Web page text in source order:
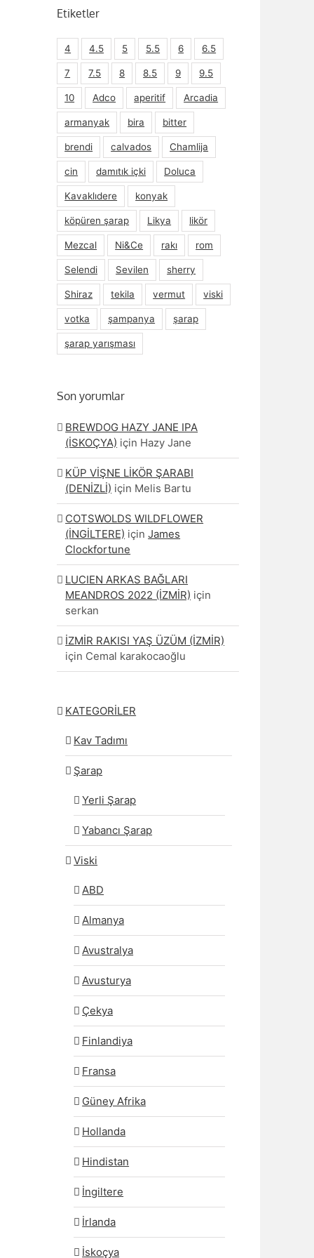
Etiketler
4 4.5 5 5.5 6 6.5
7 7.5 8 8.5 9 9.5
10 Adco aperitif Arcadia
armanyak bira bitter
brendi calvados Chamlija
cin damıtık içki Doluca
Kavaklıdere konyak
köpüren şarap Likya likör
Mezcal Ni&Ce rakı rom
Selendi Sevilen sherry
Shiraz tekila vermut viski
votka şampanya şarap
şarap yarışması
Son yorumlar
BREWDOG HAZY JANE IPA
(İSKOÇYA) için Hazy Jane
KÜP VİŞNE LİKÖR ŞARABI
(DENİZLİ) için Melis Bartu
COTSWOLDS WILDFLOWER
(İNGİLTERE) içinJames
Clockfortune
LUCIEN ARKAS BAĞLARI
MEANDROS 2022 (İZMİR) için
serkan
İZMİR RAKISI YAŞ ÜZÜM (İZMİR)
için Cemal karakocaoğlu
KATEGORİLER
Kav Tadımı
Şarap
Yerli Şarap
Yabancı Şarap
Viski
ABD
Almanya
Avustralya
Avusturya
Çekya
Finlandiya
Fransa
Güney Afrika
Hollanda
Hindistan
İngiltere
İrlanda
İskoçya